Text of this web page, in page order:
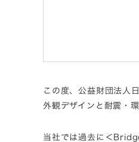
この度、公益財団法人
外観デザインと耐震・
当社では過去に＜